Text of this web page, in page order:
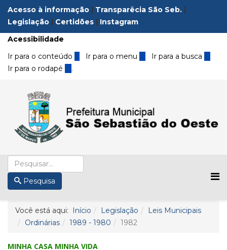
Acesso à informação | Transparêcia São Seb. |
Legislação | Certidões | Instagram
Acessibilidade
Ir para o conteúdo 1 Ir para o menu 2 Ir para a busca3
Ir para o rodapé 4 .
Pesquisa
Você está aqui: Início Legislação
Leis Municipais
Ordinárias
1989 - 1980 1982
MINHA CASA MINHA VIDA